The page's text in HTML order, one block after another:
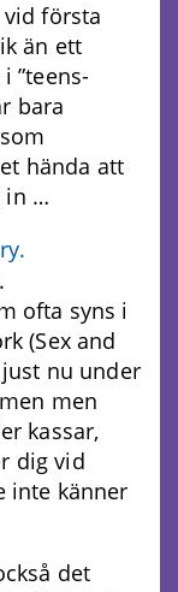
första
än ett
”teens-
bara
hända att
in …
ofta syns i
(Sex and
nu under
men
kassar,
dig vid
inte känner
det